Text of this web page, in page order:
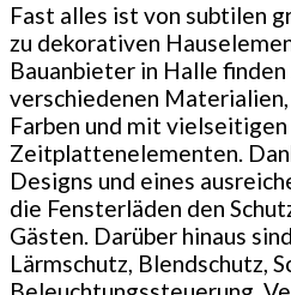
Fast alles ist von subtilen
zu dekorativen
Bauanbieter in Halle finden
verschiedenen
Farben und mit
Zeitplattenelementen.
Designs und eines
die Fensterläden den
Gästen. Darüber hinaus
Lärmschutz, Blendschutz,